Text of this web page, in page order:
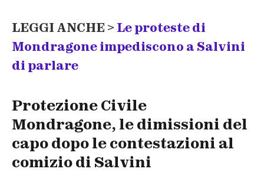
LEGGI ANCHE > Le proteste di
Mondragone impediscono a Salvini
di parlare
Protezione Civile
Mondragone, le dimissioni del
capo dopo le contestazioni al
comizio di Salvini